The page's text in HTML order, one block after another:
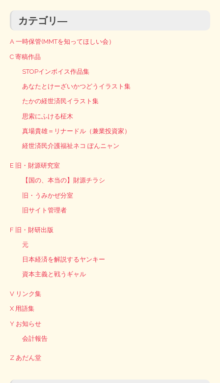
カテゴリ―
A 一時保管(MMTを知ってほしい会）
C 寄稿作品
STOPインボイス作品集
あなたとけーざいかつどうイラスト集
たかの経世済民イラスト集
思索にふける柾木
真場貴雄＝リナードル（兼業投資家）
経世済民介護福祉ネコ ぽんニャン
E 旧・財源研究室
【国の、本当の】財源チラシ
旧・うみかぜ分室
旧サイト管理者
F 旧・財研出版
元
日本経済を解説するヤンキー
資本主義と戦うギャル
V リンク集
X 用語集
Y お知らせ
会計報告
Z あだん堂